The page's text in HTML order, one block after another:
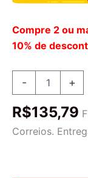
Compre 2 ou
10% de
-
Cavidade
Gel
+
R$135,79
Correios.